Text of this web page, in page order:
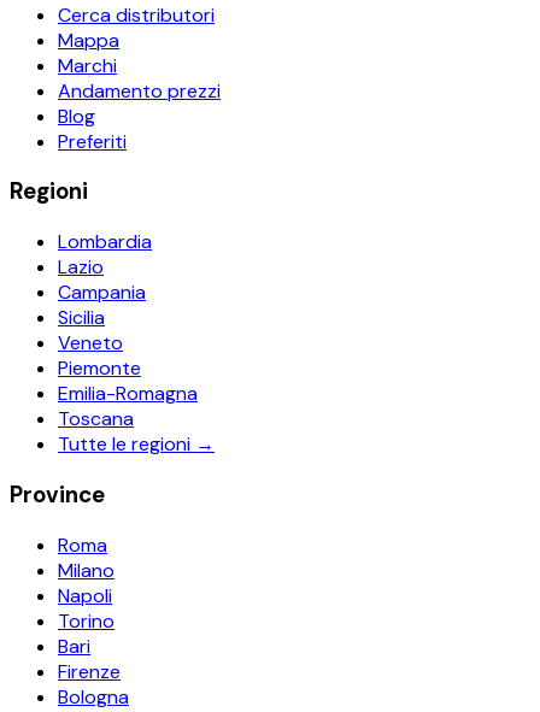
Cerca distributori
Mappa
Marchi
Andamento prezzi
Blog
Preferiti
Regioni
Lombardia
Lazio
Campania
Sicilia
Veneto
Piemonte
Emilia-Romagna
Toscana
Tutte le regioni →
Province
Roma
Milano
Napoli
Torino
Bari
Firenze
Bologna